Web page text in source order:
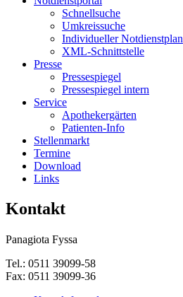
Schnellsuche
Umkreissuche
Individueller Notdienstplan
XML-Schnittstelle
Presse
Pressespiegel
Pressespiegel intern
Service
Apothekergärten
Patienten-Info
Stellenmarkt
Termine
Download
Links
Kontakt
Panagiota Fyssa
Tel.: 0511 39099-58
Fax: 0511 39099-36